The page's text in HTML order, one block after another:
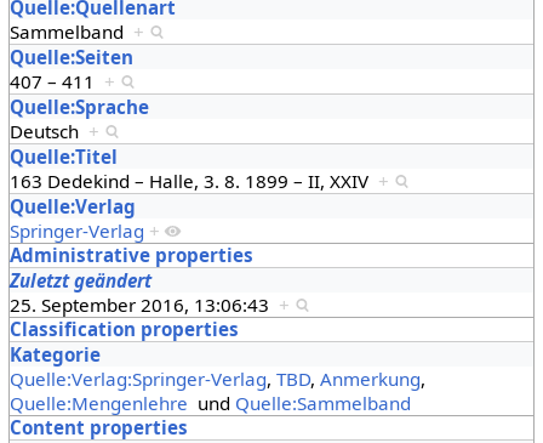
Quelle:Quellenart
Sammelband +
Quelle:Seiten
407 – 411 +
Quelle:Sprache
Deutsch +
Quelle:Titel
163 Dedekind – Halle, 3. 8. 1899 – II, XXIV +
Quelle:Verlag
Springer-Verlag +
Administrative properties
Zuletzt geändert
25. September 2016, 13:06:43 +
Classification properties
Kategorie
Quelle:Verlag:Springer-Verlag, TBD, Anmerkung,
Quelle:Mengenlehre und Quelle:Sammelband
Content properties